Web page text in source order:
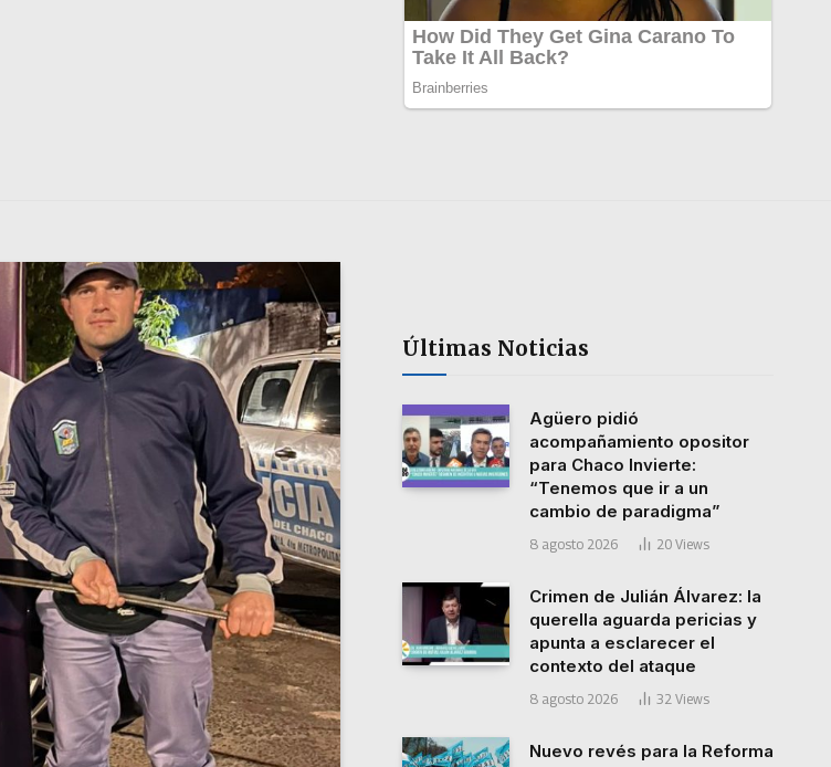
Últimas Noticias
Agüero pidió
acompañamiento opositor
para Chaco Invierte:
“Tenemos que ir a un
cambio de paradigma”
8 agosto 2026 20 Views
Crimen de Julián Álvarez: la
querella aguarda pericias y
apunta a esclarecer el
contexto del ataque
8 agosto 2026 32 Views
Nuevo revés para la Reforma